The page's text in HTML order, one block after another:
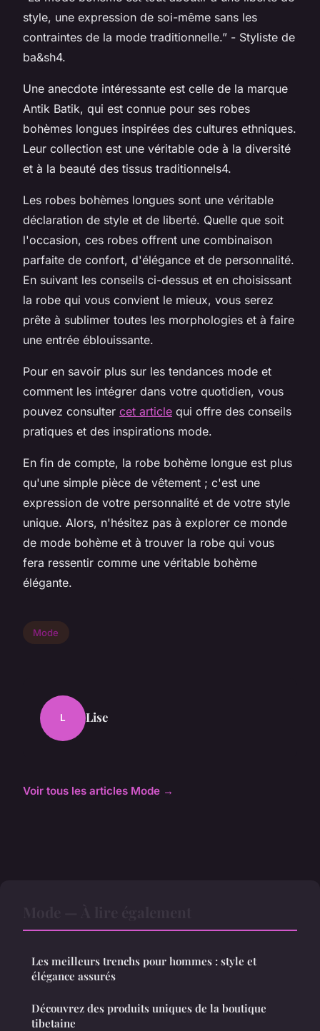
style, une expression de soi-même sans les
contraintes de la mode traditionnelle.” - Styliste de
ba&sh4.
Une anecdote intéressante est celle de la marque
Antik Batik, qui est connue pour ses robes
bohèmes longues inspirées des cultures ethniques.
Leur collection est une véritable ode à la diversité
et à la beauté des tissus traditionnels4.
Les robes bohèmes longues sont une véritable
déclaration de style et de liberté. Quelle que soit
l'occasion, ces robes offrent une combinaison
parfaite de confort, d'élégance et de personnalité.
En suivant les conseils ci-dessus et en choisissant
la robe qui vous convient le mieux, vous serez
prête à sublimer toutes les morphologies et à faire
une entrée éblouissante.
Pour en savoir plus sur les tendances mode et
comment les intégrer dans votre quotidien, vous
pouvez consulter cet article qui offre des conseils
pratiques et des inspirations mode.
En fin de compte, la robe bohème longue est plus
qu'une simple pièce de vêtement ; c'est une
expression de votre personnalité et de votre style
unique. Alors, n'hésitez pas à explorer ce monde
de mode bohème et à trouver la robe qui vous
fera ressentir comme une véritable bohème
élégante.
Mode
L Lise
Voir tous les articles Mode →
Les meilleurs trenchs pour hommes : style et
élégance assurés
Découvrez des produits uniques de la boutique
tibetaine